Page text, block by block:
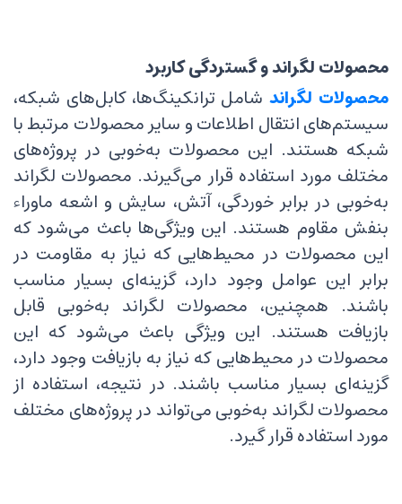
محصولات لگراند و گستردگی کاربرد
محصولات لگراندشامل ترانکینگ‌ها، کابل‌های شبکه،
سیستم‌های انتقال اطلاعات و سایر محصولات مرتبط با
شبکه هستند. این محصولات به‌خوبی در پروژه‌های
مختلف مورد استفاده قرار می‌گیرند. محصولات لگراند
به‌خوبی در برابر خوردگی، آتش، سایش و اشعه ماوراء
بنفش مقاوم هستند. این ویژگی‌ها باعث می‌شود که
این محصولات در محیط‌هایی که نیاز به مقاومت در
برابر این عوامل وجود دارد، گزینه‌ای بسیار مناسب
باشند. همچنین، محصولات لگراند به‌خوبی قابل
بازیافت هستند. این ویژگی باعث می‌شود که این
محصولات در محیط‌هایی که نیاز به بازیافت وجود دارد،
گزینه‌ای بسیار مناسب باشند. در نتیجه، استفاده از
محصولات لگراند به‌خوبی می‌تواند در پروژه‌های مختلف
مورد استفاده قرار گیرد.